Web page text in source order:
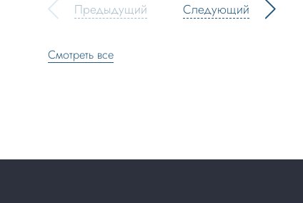
Предыдущий Следующий
Смотреть все